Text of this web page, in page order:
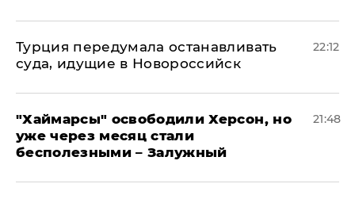
Турция передумала останавливать
суда, идущие в Новороссийск
22:12
"Хаймарсы" освободили Херсон, но
уже через месяц стали
бесполезными – Залужный
21:48